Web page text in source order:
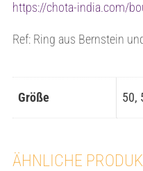
https://chota-india.com/
Ref: Ring aus Bernstein
Größe 50,
ÄHNLICHE